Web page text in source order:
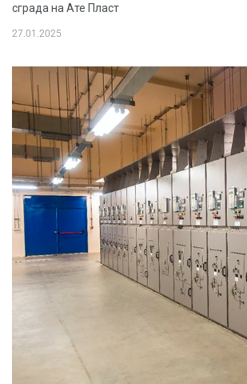
сграда на Ате Пласт
27.01.2025